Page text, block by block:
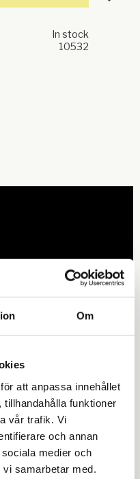
Om
att anpassa innehållet
funktioner
vår trafik. Vi
och annan
medier och
samarbetar med.
In stock
10532